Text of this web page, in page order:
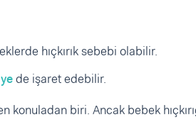
hıçkırık sebebi olabilir.
de işaret edebilir.
konuladan biri. Ancak bebek